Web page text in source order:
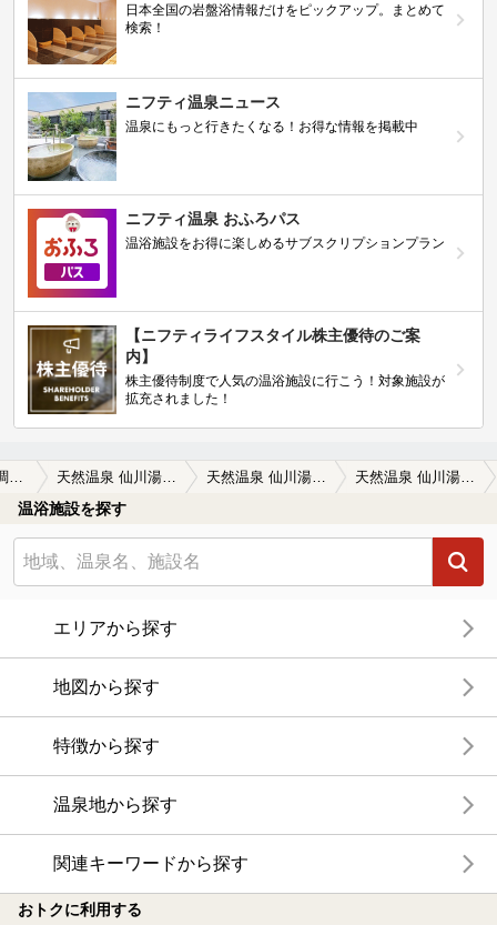
日本全国の岩盤浴情報だけをピックアップ。まとめて
検索！
ニフティ温泉ニュース
温泉にもっと行きたくなる！お得な情報を掲載中
ニフティ温泉 おふろパス
温浴施設をお得に楽しめるサブスクリプションプラン
【ニフティライフスタイル株主優待のご案
内】
株主優待制度で人気の温浴施設に行こう！対象施設が
拡充されました！
天然温泉 仙川湯けむりの里の口コミ一覧
温浴施設を探す
エリアから探す
地図から探す
特徴から探す
温泉地から探す
関連キーワードから探す
おトクに利用する